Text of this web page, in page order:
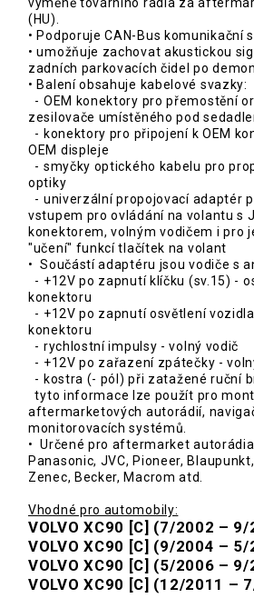
(HU).
• Podporuje CAN-Bus komunikační
• umožňuje zachovat akustickou
zadních parkovacích čidel po
• Balení obsahuje kabelové svazky:
- OEM konektory pro přemostění
zesilovače umístěného pod
- konektory pro připojení k OEM
OEM displeje
- smyčky optického kabelu pro
optiky
- univerzální propojovací adaptér
vstupem pro ovládání na volantu s
konektorem, volným vodičem i pro
"učení" funkcí tlačítek na volant
• Součástí adaptéru jsou vodiče s
- +12V po zapnutí klíčku (sv.15) -
konektoru
- +12V po zapnutí osvětlení
konektoru
- rychlostní impulsy - volný vodič
- +12V po zařazení zpátečky -
- kostra (- pól) při zatažené ruční
tyto informace lze použít pro
aftermarketových autorádií,
monitorovacích systémů.
• Určené pro aftermarket autorádia
Panasonic, JVC, Pioneer,
Zenec, Becker, Macrom atd.
Vhodné pro automobily:
VOLVO XC90 [C] (7/2002 –
VOLVO XC90 [C] (9/2004 –
VOLVO XC90 [C] (5/2006 –
VOLVO XC90 [C] (12/2011 –